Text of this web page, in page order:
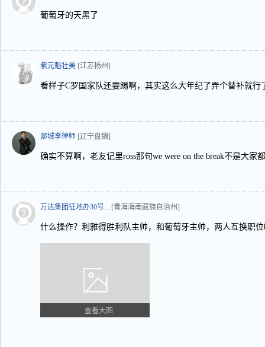
葡萄牙的天黑了
紫元魁壮美 [江苏扬州]
看样子C罗国家队还要踢啊，其实这么大年纪了弄个替补就行
郯城李律师 [辽宁盘锦]
确实不算啊，老友记里ross那句we were on the break不是大家
万达集团征地办30号... [青海海南藏族自治州]
什么操作？利雅得胜利队主帅，和葡萄牙主帅，两人互换职
查看大图